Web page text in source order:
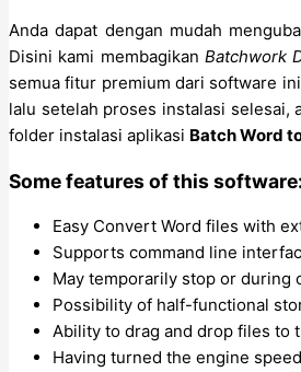
Anda dapat dengan mudah
Disini kami membagikan Batchwork
semua fitur premium dari software
lalu setelah proses instalasi selesai,
folder instalasi aplikasi Batch Word
Some features of this software:
Easy Convert Word files with
Supports command line
May temporarily stop or during
Possibility of half-functional
Ability to drag and drop files to
Having turned the engine speed